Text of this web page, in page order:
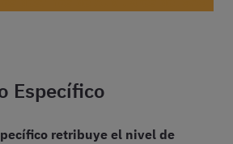
Específico
retribuye el nivel de